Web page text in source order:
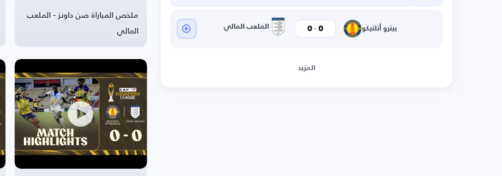
بيترو أتلتيكو 0
-
0 الملعب المالي
المزيد
ملخص المباراة صن داونز - الملعب
المالي